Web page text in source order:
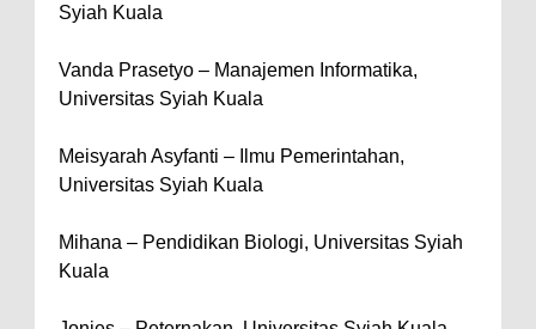
Syiah Kuala
Vanda Prasetyo – Manajemen Informatika,
Universitas Syiah Kuala
Meisyarah Asyfanti – Ilmu Pemerintahan,
Universitas Syiah Kuala
Mihana – Pendidikan Biologi, Universitas Syiah
Kuala